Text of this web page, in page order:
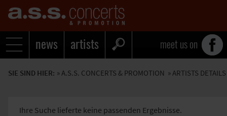
news artists meet us on
SIE SIND HIER: »A.S.S. CONCERTS & PROMOTION » ARTISTS DETAILS
Ihre Suche lieferte keine passenden Ergebnisse.